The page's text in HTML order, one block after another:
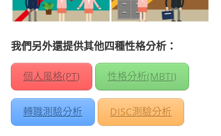
我們另外還提供其他四種性格分析：
個人風格(PT) 性格分析(MBTI)
轉職測驗分析 DISC測驗分析